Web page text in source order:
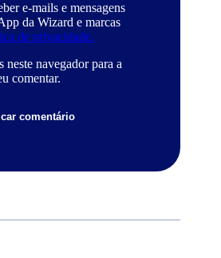
e-mails e mensagens
da Wizard e marcas
de privacidade.
neste navegador para a
comentar.